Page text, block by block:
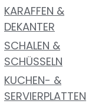
KARAFFEN &
DEKANTER
SCHALEN &
SCHÜSSELN
KUCHEN- &
SERVIERPLATTEN